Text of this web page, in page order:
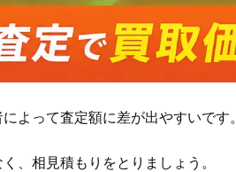
よって査定額に差が出やすいです。
、相見積もりをとりましょう。